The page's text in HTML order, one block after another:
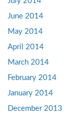
June 2014
May 2014
April 2014
March 2014
February 2014
January 2014
December 2013